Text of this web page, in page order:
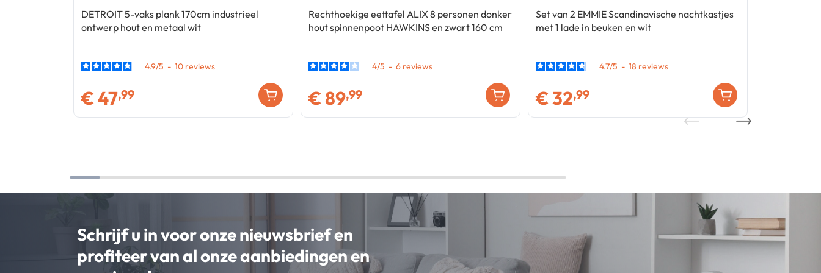
DETROIT 5-vaks plank 170cm industrieel
ontwerp hout en metaal wit
4.9/5 - 10
€47,99
Rechthoekige eettafel ALIX 8 personen donker
hout spinnenpoot HAWKINS en zwart 160 cm
4/5 - 6
€89,99
Set van 2 EMMIE Scandinavische nachtkastjes
met 1 lade in beuken en wit
4.7/5 - 18
€32,99
Schrijf u in voor onze nieuwsbrief en
profiteer van al onze aanbiedingen en